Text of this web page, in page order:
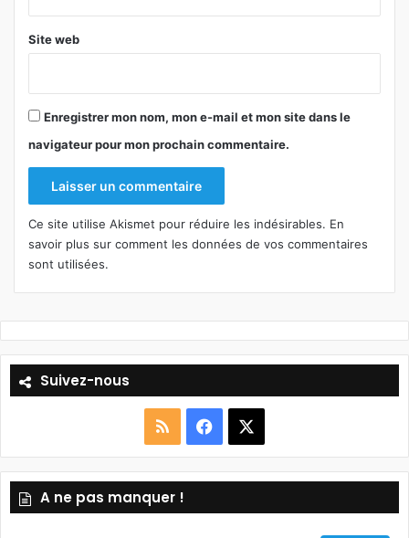
Site web
Enregistrer mon nom, mon e-mail et mon site dans le
navigateur pour mon prochain commentaire.
Ce site utilise Akismet pour réduire les indésirables. En
savoir plus sur comment les données de vos commentaires
sont utilisées.
Suivez-nous
S
S
a
A ne pas manquer !